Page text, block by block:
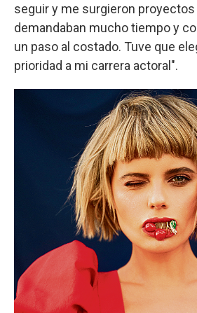
seguir y me surgieron
demandaban mucho tiempo y
un paso al costado. Tuve que
prioridad a mi carrera actoral".